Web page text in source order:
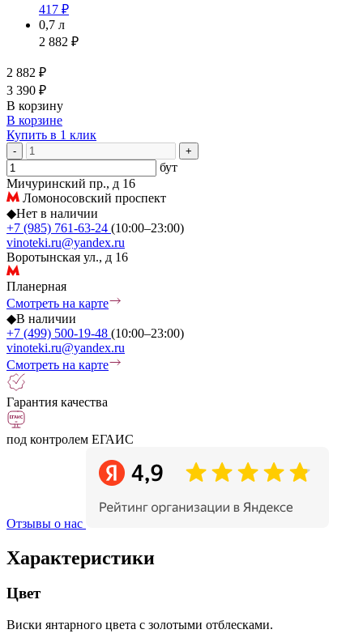
417 ₽
0,7 л
2 882 ₽
2 882 ₽
3 390 ₽
В корзину
В корзине
Купить в 1 клик
- +
бут
Мичуринский пр., д 16
Ломоносовский проспект
◆Нет в наличии
+7 (985) 761-63-24 (10:00–23:00)
vinoteki.ru@yandex.ru
Воротынская ул., д 16
Планерная
Смотреть на карте
◆В наличии
+7 (499) 500-19-48 (10:00–23:00)
vinoteki.ru@yandex.ru
Смотреть на карте
Гарантия качества
под контролем ЕГАИС
Отзывы о нас
Характеристики
Цвет
Виски янтарного цвета с золотыми отблесками.